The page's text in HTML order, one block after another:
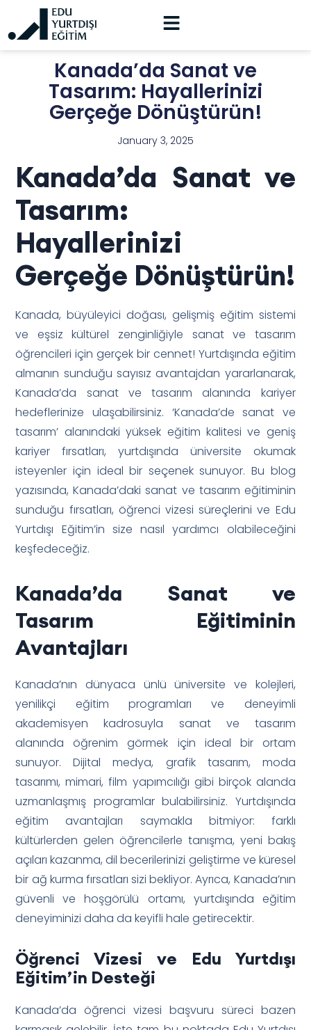
Kanada’da Sanat ve
Tasarım: Hayallerinizi
Gerçeğe Dönüştürün!
January 3, 2025
Kanada’da Sanat ve
Tasarım:
Hayallerinizi
Gerçeğe Dönüştürün!
Kanada, büyüleyici doğası, gelişmiş eğitim sistemi
ve eşsiz kültürel zenginliğiyle sanat ve tasarım
öğrencileri için gerçek bir cennet! Yurtdışında eğitim
almanın sunduğu sayısız avantajdan yararlanarak,
Kanada’da sanat ve tasarım alanında kariyer
hedeflerinize ulaşabilirsiniz. ‘Kanada’de sanat ve
tasarım’ alanındaki yüksek eğitim kalitesi ve geniş
kariyer fırsatları, yurtdışında üniversite okumak
isteyenler için ideal bir seçenek sunuyor. Bu blog
yazısında, Kanada’daki sanat ve tasarım eğitiminin
sunduğu fırsatları, öğrenci vizesi süreçlerini ve Edu
Yurtdışı Eğitim’in size nasıl yardımcı olabileceğini
keşfedeceğiz.
Kanada’da Sanat ve
Tasarım Eğitiminin
Avantajları
Kanada’nın dünyaca ünlü üniversite ve kolejleri,
yenilikçi eğitim programları ve deneyimli
akademisyen kadrosuyla sanat ve tasarım
alanında öğrenim görmek için ideal bir ortam
sunuyor. Dijital medya, grafik tasarım, moda
tasarımı, mimari, film yapımcılığı gibi birçok alanda
uzmanlaşmış programlar bulabilirsiniz. Yurtdışında
eğitim avantajları saymakla bitmiyor: farklı
kültürlerden gelen öğrencilerle tanışma, yeni bakış
açıları kazanma, dil becerilerinizi geliştirme ve küresel
bir ağ kurma fırsatları sizi bekliyor. Ayrıca, Kanada’nın
güvenli ve hoşgörülü ortamı, yurtdışında eğitim
deneyiminizi daha da keyifli hale getirecektir.
Öğrenci Vizesi ve Edu Yurtdışı
Eğitim’in Desteği
Kanada’da öğrenci vizesi başvuru süreci bazen